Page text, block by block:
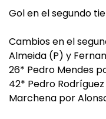
Gol en el segundo
Cambios en el
Almeida (P) y
26* Pedro Mendes
42* Pedro
Marchena por